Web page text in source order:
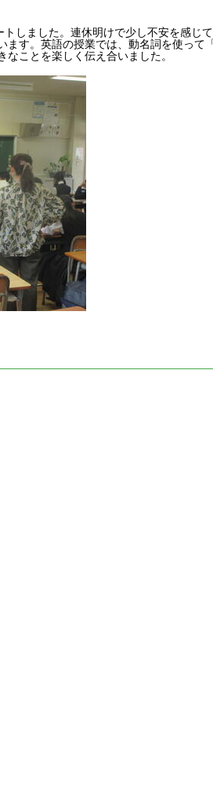
しました。連休明けで少し不安を感じ
す。英語の授業では、動名詞を使って
ことを楽しく伝え合いました。